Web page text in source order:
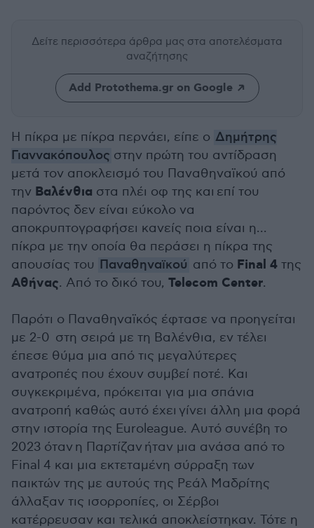
Δείτε περισσότερα άρθρα μας στα αποτελέσματα
αναζήτησης
Add Protothema.gr on Google
Η πίκρα με πίκρα περνάει, είπε ο Δημήτρης
Γιαννακόπουλος στην πρώτη του αντίδραση
μετά τον αποκλεισμό του Παναθηναϊκού από
την Βαλένθια στα πλέι οφ της και επί του
παρόντος δεν είναι εύκολο να
αποκρυπτογραφήσει κανείς ποια είναι η...
πίκρα με την οποία θα περάσει η πίκρα της
απουσίας του Παναθηναϊκού από το Final 4 της
Αθήνας. Από το δικό του, Telecom Center.
Παρότι ο Παναθηναϊκός έφτασε να προηγείται
με 2-0 στη σειρά με τη Βαλένθια, εν τέλει
έπεσε θύμα μια από τις μεγαλύτερες
ανατροπές που έχουν συμβεί ποτέ. Και
συγκεκριμένα, πρόκειται για μια σπάνια
ανατροπή καθώς αυτό έχει γίνει άλλη μια φορά
στην ιστορία της Euroleague. Αυτό συνέβη το
2023 όταν η Παρτίζαν ήταν μια ανάσα από το
Final 4 και μια εκτεταμένη σύρραξη των
παικτών της με αυτούς της Ρεάλ Μαδρίτης
άλλαξαν τις ισορροπίες, οι Σέρβοι
κατέρρευσαν και τελικά αποκλείστηκαν. Τότε η